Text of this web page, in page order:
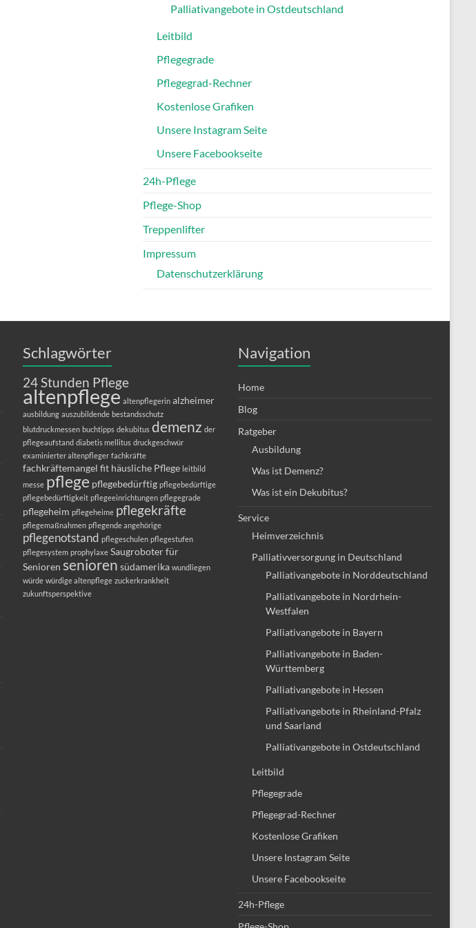
Palliativangebote in Ostdeutschland
Leitbild
Pflegegrade
Pflegegrad-Rechner
Kostenlose Grafiken
Unsere Instagram Seite
Unsere Facebookseite
24h-Pflege
Pflege-Shop
Treppenlifter
Impressum
Datenschutzerklärung
Schlagwörter
24 Stunden Pflege
altenpflege altenpflegerin alzheimer
ausbildung auszubildende bestandsschutz
blutdruckmessen buchtipps dekubitus demenz der
pflegeaufstand diabetis mellitus druckgeschwür
examinierter altenpfleger fachkräfte
fachkräftemangel fit häusliche Pflege leitbild
messe pflege pflegebedürftig pflegebedürftige
pflegebedürftigkeit pflegeeinrichtungen pflegegrade
pflegeheim pflegeheime pflegekräfte
pflegemaßnahmen pflegende angehörige
pflegenotstand pflegeschulen pflegestufen
pflegesystem prophylaxe Saugroboter für
Senioren senioren südamerika wundliegen
würde würdige altenpflege zuckerkrankheit
zukunftsperspektive
Navigation
Home
Blog
Ratgeber
Ausbildung
Was ist Demenz?
Was ist ein Dekubitus?
Service
Heimverzeichnis
Palliativversorgung in Deutschland
Palliativangebote in Norddeutschland
Palliativangebote in Nordrhein-
Westfalen
Palliativangebote in Bayern
Palliativangebote in Baden-
Württemberg
Palliativangebote in Hessen
Palliativangebote in Rheinland-Pfalz
und Saarland
Palliativangebote in Ostdeutschland
Leitbild
Pflegegrade
Pflegegrad-Rechner
Kostenlose Grafiken
Unsere Instagram Seite
Unsere Facebookseite
24h-Pflege